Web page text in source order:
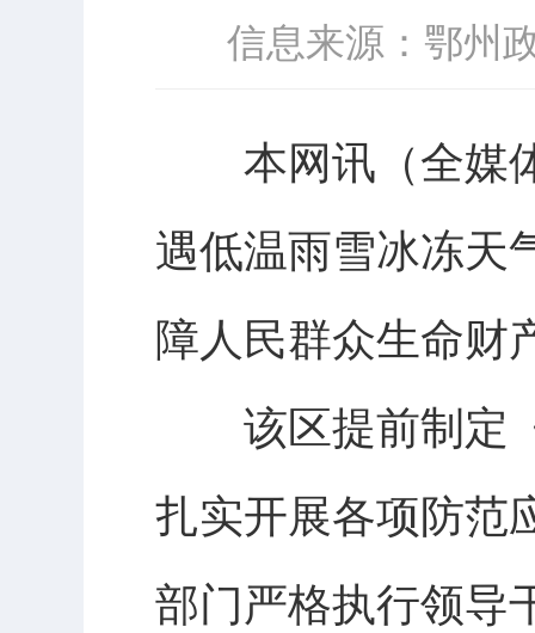
信息来源：鄂州
本网讯（全媒体
遇低温雨雪冰冻天
障人民群众生命财
该区提前制定《
扎实开展各项防范
部门严格执行领导